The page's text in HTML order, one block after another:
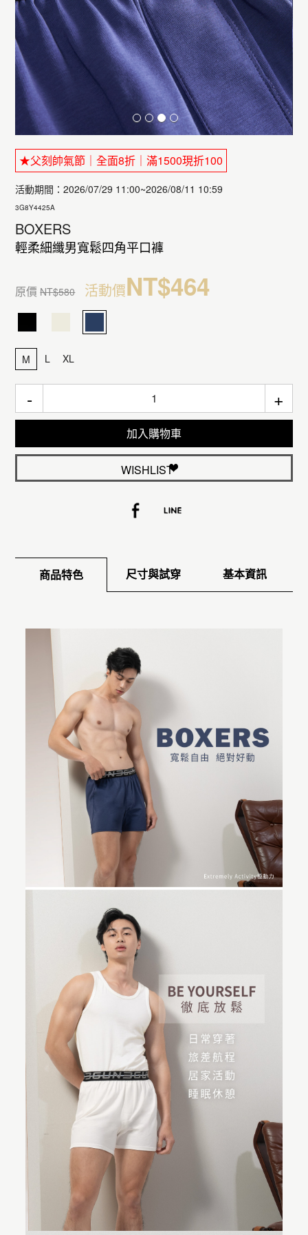
★父刻帥氣節｜全面8折｜滿1500現折100
活動期間：2026/07/29 11:00~2026/08/11 10:59
3G8Y4425A
BOXERS
輕柔細纖男寬鬆四角平口褲
原價NT$580 活動價NT$464
M L XL
- +
加入購物車
WISHLIST
商品特色 尺寸與試穿 基本資訊